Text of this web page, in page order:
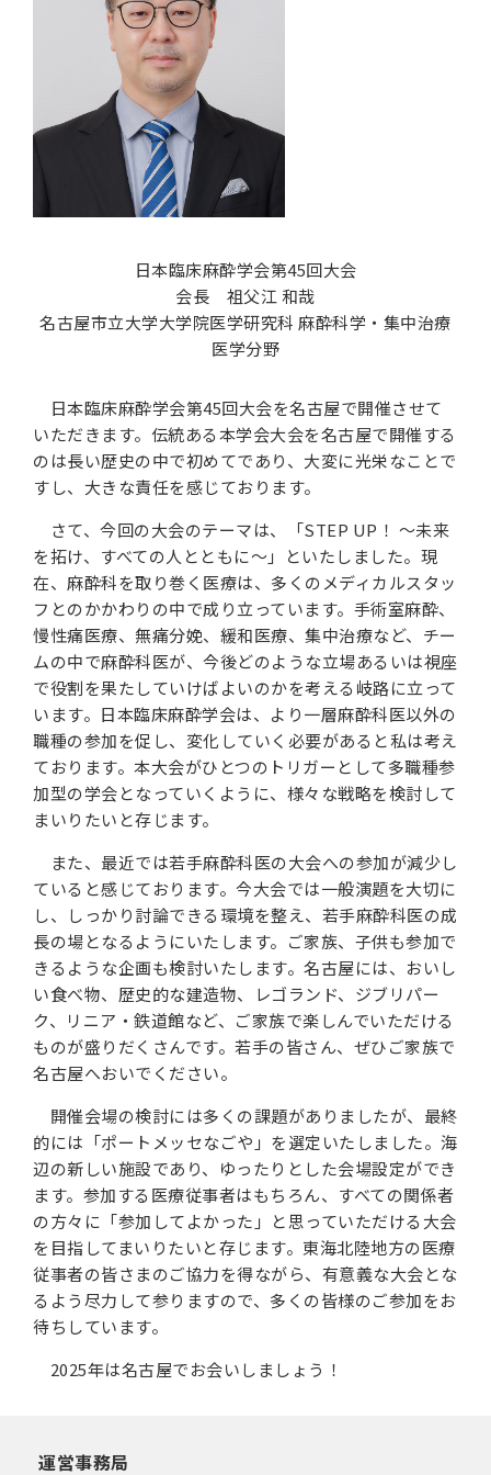
日本臨床麻酔学会第45回大会
会長 祖父江 和哉
名古屋市立大学大学院医学研究科 麻酔科学・集中治療
医学分野
日本臨床麻酔学会第45回大会を名古屋で開催させて
いただきます。伝統ある本学会大会を名古屋で開催する
のは長い歴史の中で初めてであり、大変に光栄なことで
すし、大きな責任を感じております。
さて、今回の大会のテーマは、「STEP UP！ ～未来
を拓け、すべての人とともに～」といたしました。現
在、麻酔科を取り巻く医療は、多くのメディカルスタッ
フとのかかわりの中で成り立っています。手術室麻酔、
慢性痛医療、無痛分娩、緩和医療、集中治療など、チー
ムの中で麻酔科医が、今後どのような立場あるいは視座
で役割を果たしていけばよいのかを考える岐路に立って
います。日本臨床麻酔学会は、より一層麻酔科医以外の
職種の参加を促し、変化していく必要があると私は考え
ております。本大会がひとつのトリガーとして多職種参
加型の学会となっていくように、様々な戦略を検討して
まいりたいと存じます。
また、最近では若手麻酔科医の大会への参加が減少し
ていると感じております。今大会では一般演題を大切に
し、しっかり討論できる環境を整え、若手麻酔科医の成
長の場となるようにいたします。ご家族、子供も参加で
きるような企画も検討いたします。名古屋には、おいし
い食べ物、歴史的な建造物、レゴランド、ジブリパー
ク、リニア・鉄道館など、ご家族で楽しんでいただける
ものが盛りだくさんです。若手の皆さん、ぜひご家族で
名古屋へおいでください。
開催会場の検討には多くの課題がありましたが、最終
的には「ポートメッセなごや」を選定いたしました。海
辺の新しい施設であり、ゆったりとした会場設定ができ
ます。参加する医療従事者はもちろん、すべての関係者
の方々に「参加してよかった」と思っていただける大会
を目指してまいりたいと存じます。東海北陸地方の医療
従事者の皆さまのご協力を得ながら、有意義な大会とな
るよう尽力して参りますので、多くの皆様のご参加をお
待ちしています。
2025年は名古屋でお会いしましょう！
運営事務局